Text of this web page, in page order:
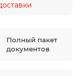
Полный пакет
документов